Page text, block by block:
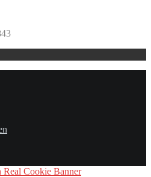
Real Cookie Banner